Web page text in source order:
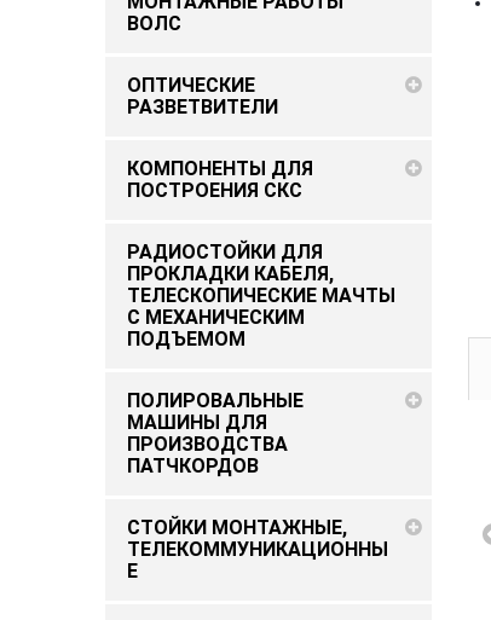
ВОЛС
ОПТИЧЕСКИЕ
РАЗВЕТВИТЕЛИ
КОМПОНЕНТЫ ДЛЯ
ПОСТРОЕНИЯ СКС
РАДИОСТОЙКИ ДЛЯ
ПРОКЛАДКИ КАБЕЛЯ,
ТЕЛЕСКОПИЧЕСКИЕ МАЧТЫ
С МЕХАНИЧЕСКИМ
ПОДЪEМОМ
ПОЛИРОВАЛЬНЫЕ
МАШИНЫ ДЛЯ
ПРОИЗВОДСТВА
ПАТЧКОРДОВ
СТОЙКИ МОНТАЖНЫЕ,
ТЕЛЕКОММУНИКАЦИОННЫ
Е
Обжимник
ручной KN-
Обжимник